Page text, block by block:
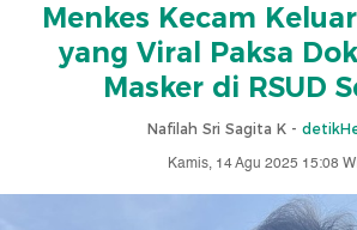
Menkes Kecam
yang Viral Paksa
Masker di RSUD
Nafilah Sri Sagita K -
Kamis, 14 Agu 2025 15:08